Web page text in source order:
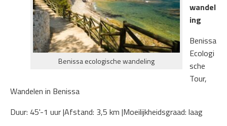
Benissa ecologische wandeling
wandel
ing
Benissa
Ecologi
sche
Tour,
Wandelen in Benissa
Duur: 45'-1 uur |Afstand: 3,5 km |Moeilijkheidsgraad: laag